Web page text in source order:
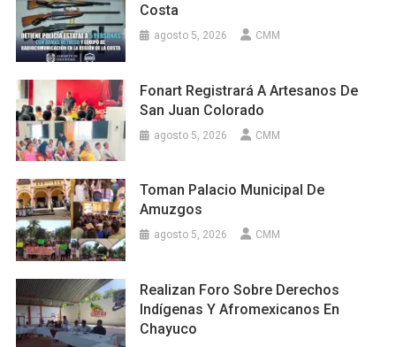
Costa
agosto 5, 2026 CMM
Fonart Registrará A Artesanos De
San Juan Colorado
agosto 5, 2026 CMM
Toman Palacio Municipal De
Amuzgos
agosto 5, 2026 CMM
Realizan Foro Sobre Derechos
Indígenas Y Afromexicanos En
Chayuco